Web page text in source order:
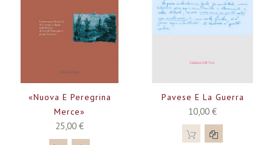
«Nuova E Peregrina
Merce»
25,00 €
Pavese E La Guerra
10,00 €